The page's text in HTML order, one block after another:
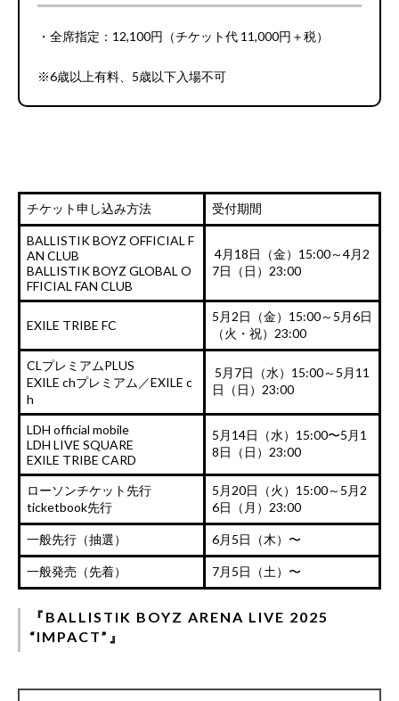
・全席指定：12,100円（チケット代 11,000円＋税）
※6歳以上有料、5歳以下入場不可
チケット申し込み方法 受付期間
BALLISTIK BOYZ OFFICIAL F
AN CLUB
BALLISTIK BOYZ GLOBAL O
FFICIAL FAN CLUB
4月18日（金）15:00～4月2
7日（日）23:00
EXILE TRIBE FC
5月2日（金）15:00～5月6日
（火・祝）23:00
CLプレミアムPLUS
EXILE chプレミアム／EXILE c
h
5月7日（水）15:00～5月11
日（日）23:00
LDH official mobile
LDH LIVE SQUARE
EXILE TRIBE CARD
5月14日（水）15:00〜5月1
8日（日）23:00
ローソンチケット先行
ticketbook先行
5月20日（火）15:00～5月2
6日（月）23:00
一般先行 （抽選） 6月5日（木）〜
一般発売 （先着） 7月5日（土）〜
『BALLISTIK BOYZ ARENA LIVE 2025
“IMPACT”』